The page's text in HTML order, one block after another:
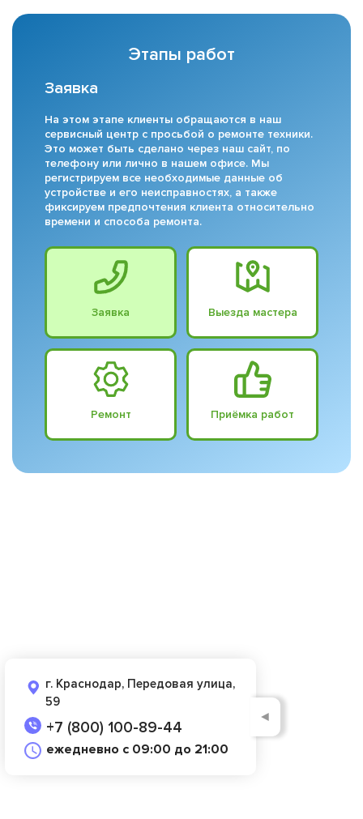
Этапы работ
Заявка
На этом этапе клиенты обращаются в наш
сервисный центр с просьбой о ремонте техники.
Это может быть сделано через наш сайт, по
телефону или лично в нашем офисе. Мы
регистрируем все необходимые данные об
устройстве и его неисправностях, а также
фиксируем предпочтения клиента относительно
времени и способа ремонта.
Заявка Выезда мастера
Ремонт Приёмка работ
г. Краснодар, Передовая улица,
59
+7 (800) 100-89-44
ежедневно с 09:00 до 21:00
◄